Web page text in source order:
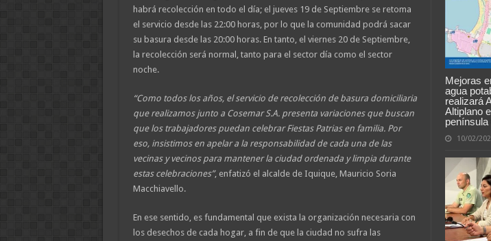
Mejoras
agua
realizará
Altiplano
10/02/
habrá recolección en todo el día; el jueves 19 de Septiembre se retoma
el servicio desde las 22:00 horas, por lo que la comunidad podrá sacar
su basura desde las 20:00 horas. En tanto, el viernes 20 de Septiembre,
la recolección será normal, tanto para el sector día como el sector
noche.
“Como todos los años, el servicio de recolección de basura domiciliaria
que realizamos junto a Cosemar S.A. presenta variaciones que buscan
que los trabajadores puedan celebrar Fiestas Patrias en familia. Por
eso, insistimos en apelar a la responsabilidad de cada una de las
vecinas y vecinos para mantener la ciudad ordenada y limpia durante
estas celebraciones”, enfatizó el alcalde de Iquique, Mauricio Soria
Macchiavello.
En ese sentido, es fundamental que exista la organización necesaria con
los desechos de cada hogar, a fin de que la ciudad no sufra las